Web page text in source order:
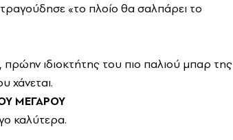
«το πλοίο θα σαλπάρει το
ιδιοκτήτης του πιο παλιού μπαρ της
χάνεται.
ΜΕΓΑΡΟΥ
καλύτερα.